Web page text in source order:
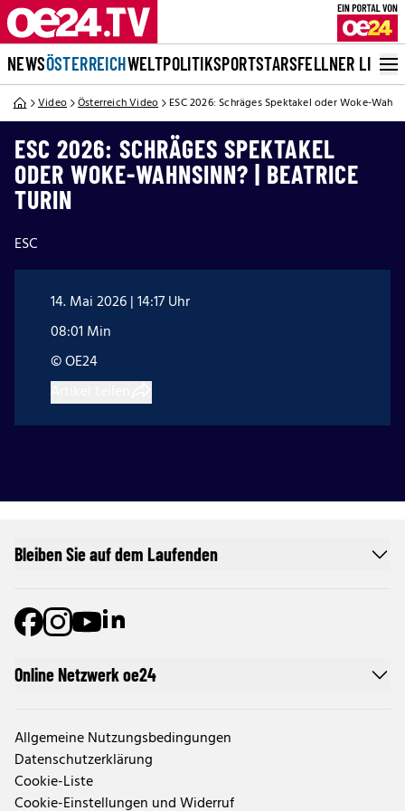
NEWSÖSTERREICHWELTPOLITIKSPORTSTARSFELLNER LIVE
Video Österreich Video ESC 2026: Schräges Spektakel oder Woke-
ESC 2026: SCHRÄGES SPEKTAKEL
ODER WOKE-WAHNSINN? | BEATRICE
TURIN
ESC
14. Mai 2026 | 14:17 Uhr
08:01 Min
© OE24
Online Netzwerk oe24
Allgemeine Nutzungsbedingungen
Datenschutzerklärung
Cookie-Liste
Cookie-Einstellungen und Widerruf
Bleiben Sie auf dem Laufenden